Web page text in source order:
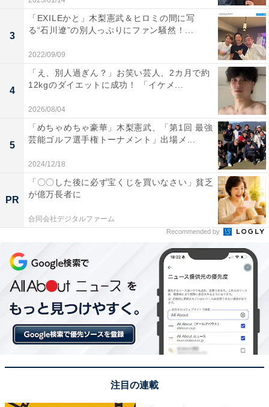
3
「EXILEかと」木梨憲武＆ヒロミの間に写
る“石川遼”の別人っぷりにファン騒然！...
2022/09/09
4
「え、別人過ぎん？」お笑い芸人、2カ月で約
12kgのダイエットに成功！ 「イケメ...
2026/08/04
5
「めちゃめちゃ豪華」木梨憲武、「第1回 最強
芸能ゴルフ選手権トーナメント」出場メ...
2024/12/18
PR
「〇〇した後に必ず宝くじを買いなさい」貧乏
が億万長者に
合同会社デジタルファーム
Recommended by
注目の連載